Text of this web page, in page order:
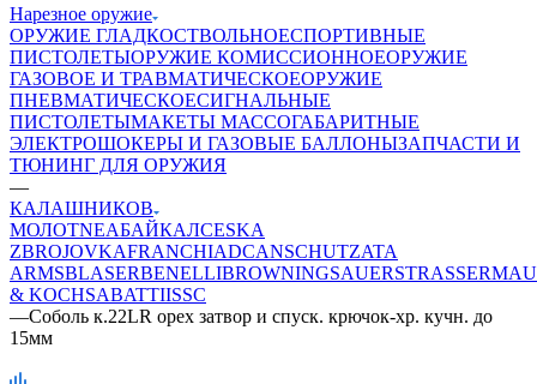
Нарезное оружие
ОРУЖИЕ ГЛАДКОСТВОЛЬНОЕСПОРТИВНЫЕ
ПИСТОЛЕТЫОРУЖИЕ КОМИССИОННОЕОРУЖИЕ
ГАЗОВОЕ И ТРАВМАТИЧЕСКОЕОРУЖИЕ
ПНЕВМАТИЧЕСКОЕСИГНАЛЬНЫЕ
ПИСТОЛЕТЫМАКЕТЫ МАССОГАБАРИТНЫЕ
ЭЛЕКТРОШОКЕРЫ И ГАЗОВЫЕ БАЛЛОНЫЗАПЧАСТИ И
ТЮНИНГ ДЛЯ ОРУЖИЯ
—
КАЛАШНИКОВ
МОЛОТNEAБАЙКАЛCESKA
ZBROJOVKAFRANCHIADCANSCHUTZATA
ARMSBLASERBENELLIBROWNINGSAUERSTRASSER
& KOCHSABATTIISSC
—Соболь к.22LR орех затвор и спуск. крючок-хр. кучн. до
15мм